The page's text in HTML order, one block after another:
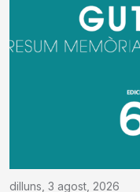
dilluns, 3 agost, 2026